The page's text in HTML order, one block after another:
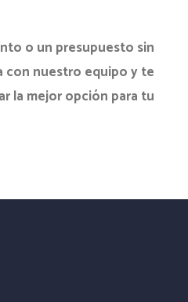
o un presupuesto sin
con nuestro equipo y te
la mejor opción para tu